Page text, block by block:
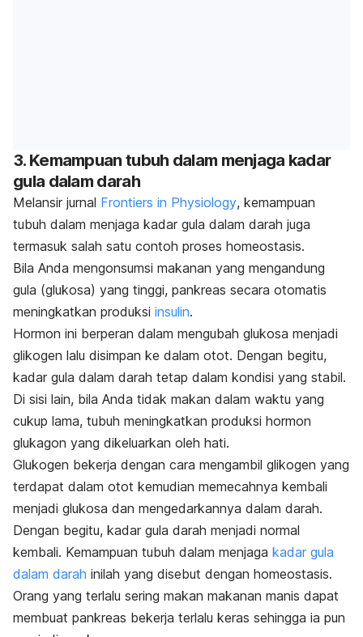
3. Kemampuan tubuh dalam menjaga kadar
gula dalam darah
Melansir jurnal Frontiers in Physiology, kemampuan
tubuh dalam menjaga kadar gula dalam darah juga
termasuk salah satu contoh proses homeostasis.
Bila Anda mengonsumsi makanan yang mengandung
gula (glukosa) yang tinggi, pankreas secara otomatis
meningkatkan produksi insulin.
Hormon ini berperan dalam mengubah glukosa menjadi
glikogen lalu disimpan ke dalam otot. Dengan begitu,
kadar gula dalam darah tetap dalam kondisi yang stabil.
Di sisi lain, bila Anda tidak makan dalam waktu yang
cukup lama, tubuh meningkatkan produksi hormon
glukagon yang dikeluarkan oleh hati.
Glukogen bekerja dengan cara mengambil glikogen yang
terdapat dalam otot kemudian memecahnya kembali
menjadi glukosa dan mengedarkannya dalam darah.
Dengan begitu, kadar gula darah menjadi normal
kembali. Kemampuan tubuh dalam menjaga kadar gula
dalam darah inilah yang disebut dengan homeostasis.
Orang yang terlalu sering makan makanan manis dapat
membuat pankreas bekerja terlalu keras sehingga ia pun